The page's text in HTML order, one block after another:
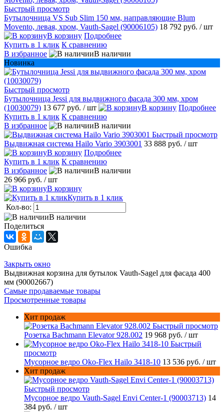
Быстрый просмотр
Бутылочница VS Sub Slim 150 мм, направляющие Blum
Movento, левая, хром, Vauth-Sagel (90006105) 18 792 руб. / шт
В корзину Подробнее
Купить в 1 клик К сравнению
В избранное
В наличии
Новинка
Быстрый просмотр
Бутылочница Jessi для выдвижного фасада 300 мм, хром
(10030079) 13 677 руб. / шт В корзину Подробнее
Купить в 1 клик К сравнению
В избранное
В наличии
Быстрый просмотр
Выдвижная система Hailo Vario 3903001 33 888 руб. / шт
В корзину Подробнее
Купить в 1 клик К сравнению
В избранное
В наличии
26 966 руб. / шт
В корзину
Купить в 1 клик
Кол-во:
В наличии
Поделиться
Ошибка
Закрыть окно
Выдвижная корзина для бутылок Vauth-Sagel для фасада 400
мм (90002667)
Самые продаваемые товары
Просмотренные товары
Хит продаж
Быстрый просмотр
Розетка Bachmann Elevator 928.002 19 968 руб. / шт
Быстрый
просмотр
Мусорное ведро Oko-Flex Hailo 3418-10 13 536 руб. / шт
Хит продаж
Быстрый просмотр
Мусорное ведро Vauth-Sagel Envi Center-1 (90003713) 14
384 руб. / шт